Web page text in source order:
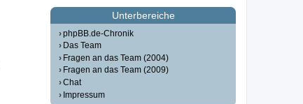
Unterbereiche
phpBB.de-Chronik
Das Team
Fragen an das Team (2004)
Fragen an das Team (2009)
Chat
Impressum